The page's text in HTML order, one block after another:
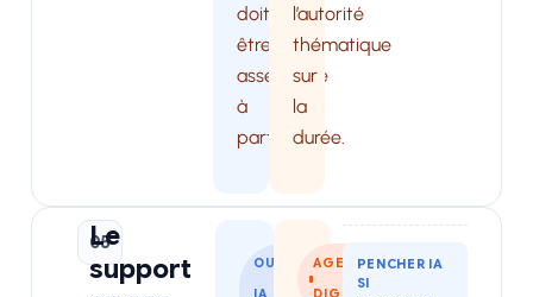
doit
être
assemblée
à
part.
l’autorité
thématique
sur
la
durée.
05
Le
support
OUTIL
AGENCEPENCHER IA
SI